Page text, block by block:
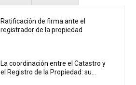
Ratificación de firma ante el
registrador de la propiedad
La coordinación entre el Catastro y
el Registro de la Propiedad: su...